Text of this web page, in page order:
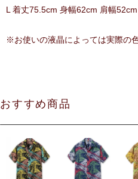
L 着丈75.5cm 身幅62cm 肩幅
※お使いの液晶によっては実際の
おすすめ商品